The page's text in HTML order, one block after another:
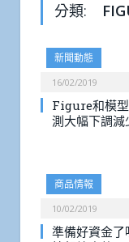
分類:
新聞動態
16/02/2019
Figure和模
測大幅下調減
商品情報
10/02/2019
準備好資金